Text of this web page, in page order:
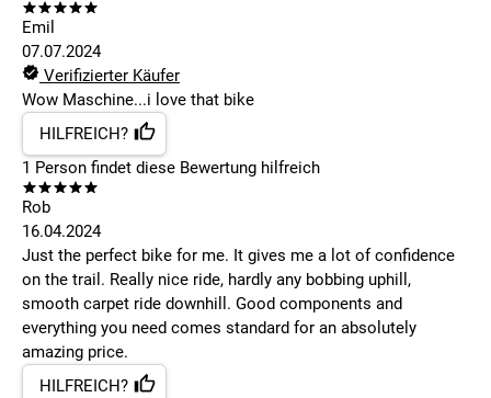
Emil
07.07.2024
Verifizierter Käufer
Wow Maschine...i love that bike
HILFREICH?
1 Person findet diese Bewertung hilfreich
Rob
16.04.2024
Just the perfect bike for me. It gives me a lot of confidence
on the trail. Really nice ride, hardly any bobbing uphill,
smooth carpet ride downhill. Good components and
everything you need comes standard for an absolutely
amazing price.
HILFREICH?